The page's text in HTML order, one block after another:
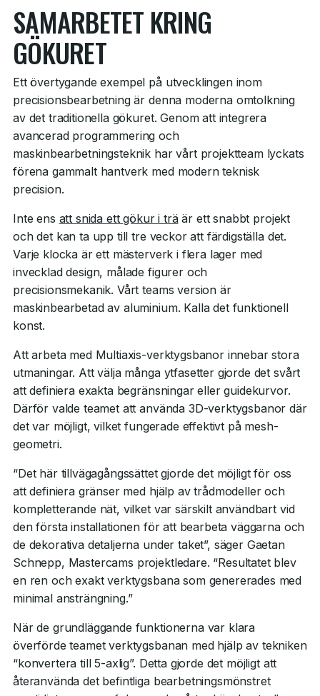
SAMARBETET KRING
GÖKURET
Ett övertygande exempel på utvecklingen inom
precisionsbearbetning är denna moderna omtolkning
av det traditionella gökuret. Genom att integrera
avancerad programmering och
maskinbearbetningsteknik har vårt projektteam lyckats
förena gammalt hantverk med modern teknisk
precision.
Inte ens att snida ett gökur i träär ett snabbt projekt
och det kan ta upp till tre veckor att färdigställa det.
Varje klocka är ett mästerverk i flera lager med
invecklad design, målade figurer och
precisionsmekanik. Vårt teams version är
maskinbearbetad av aluminium. Kalla det funktionell
konst.
Att arbeta med Multiaxis-verktygsbanor innebar stora
utmaningar. Att välja många ytfasetter gjorde det svårt
att definiera exakta begränsningar eller guidekurvor.
Därför valde teamet att använda 3D-verktygsbanor där
det var möjligt, vilket fungerade effektivt på mesh-
geometri.
“Det här tillvägagångssättet gjorde det möjligt för oss
att definiera gränser med hjälp av trådmodeller och
kompletterande nät, vilket var särskilt användbart vid
den första installationen för att bearbeta väggarna och
de dekorativa detaljerna under taket”, säger Gaetan
Schnepp, Mastercams projektledare. “Resultatet blev
en ren och exakt verktygsbana som genererades med
minimal ansträngning.”
När de grundläggande funktionerna var klara
överförde teamet verktygsbanan med hjälp av tekniken
“konvertera till 5-axlig”. Detta gjorde det möjligt att
återanvända det befintliga bearbetningsmönstret